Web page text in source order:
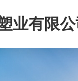
业有限